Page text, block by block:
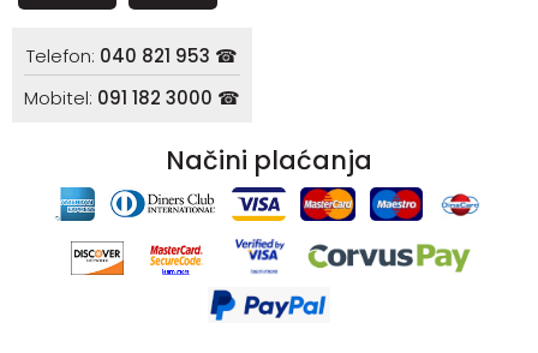
Telefon: 040 821 953 ☎
Mobitel: 091 182 3000 ☎
Načini plaćanja